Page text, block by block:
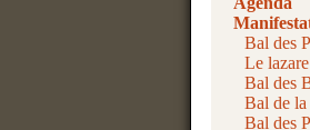
Bal des
Le
Bal des
Bal de la
Bal des